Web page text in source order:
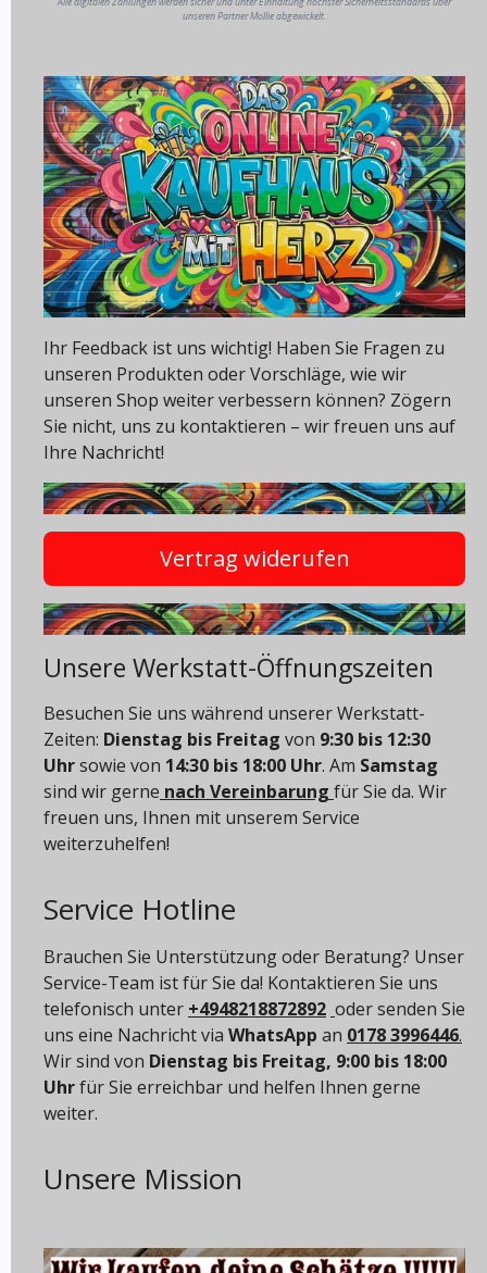
unseren Partner Mollie abgewickelt.
Ihr Feedback ist uns wichtig! Haben Sie Fragen zu
unseren Produkten oder Vorschläge, wie wir
unseren Shop weiter verbessern können? Zögern
Sie nicht, uns zu kontaktieren – wir freuen uns auf
Ihre Nachricht!
Vertrag widerufen
Unsere Werkstatt-Öffnungszeiten
Besuchen Sie uns während unserer Werkstatt-
Zeiten: Dienstag bis Freitag von 9:30 bis 12:30
Uhrsowie von 14:30 bis 18:00 Uhr. Am Samstag
sind wir gerne nach Vereinbarung für Sie da. Wir
freuen uns, Ihnen mit unserem Service
weiterzuhelfen!
Service Hotline
Brauchen Sie Unterstützung oder Beratung? Unser
Service-Team ist für Sie da! Kontaktieren Sie uns
telefonisch unter +4948218872892 oder senden Sie
uns eine Nachricht via WhatsApp an 0178 3996446.
Wir sind von Dienstag bis Freitag, 9:00 bis 18:00
Uhrfür Sie erreichbar und helfen Ihnen gerne
weiter.
Unsere Mission